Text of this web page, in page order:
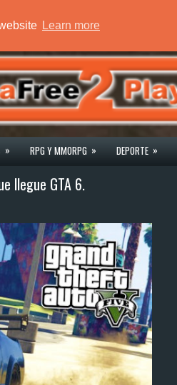
Learn more
» RPG Y MMORPG » DEPORTE »
llegue GTA 6.